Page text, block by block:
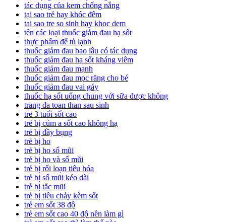
tác dụng của kem chống nắng
tại sao trẻ hay khóc đêm
tai sao tre so sinh hay khoc dem
tên các loại thuốc giảm đau hạ sốt
thực phẩm để tủ lạnh
thuốc giảm đau bao lâu có tác dụng
thuốc giảm đau hạ sốt kháng viêm
thuốc giảm đau mạnh
thuốc giảm đau mọc răng cho bé
thuốc giảm đau vai gáy
thuốc hạ sốt uống chung với sữa được không
trang da toan than sau sinh
trẻ 3 tuổi sốt cao
trẻ bị cúm a sốt cao không hạ
trẻ bị đầy bụng
trẻ bị ho
trẻ bị ho sổ mũi
trẻ bị ho và sổ mũi
trẻ bị rối loạn tiêu hóa
trẻ bị sổ mũi kéo dài
trẻ bị tắc mũi
trẻ bị tiêu chảy kèm sốt
trẻ em sốt 38 độ
trẻ em sốt cao 40 độ nên làm gì